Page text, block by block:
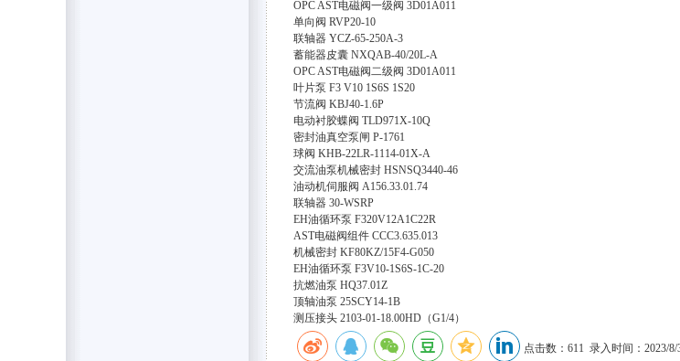
OPC AST电磁阀一级阀 3D01A011
单向阀 RVP20-10
联轴器 YCZ-65-250A-3
蓄能器皮囊 NXQAB-40/20L-A
OPC AST电磁阀二级阀 3D01A011
叶片泵 F3 V10 1S6S 1S20
节流阀 KBJ40-1.6P
电动衬胶蝶阀 TLD971X-10Q
密封油真空泵闸 P-1761
球阀 KHB-22LR-1114-01X-A
交流油泵机械密封 HSNSQ3440-46
油动机伺服阀 A156.33.01.74
联轴器 30-WSRP
EH油循环泵 F320V12A1C22R
AST电磁阀组件 CCC3.635.013
机械密封 KF80KZ/15F4-G050
EH油循环泵 F3V10-1S6S-1C-20
抗燃油泵 HQ37.01Z
顶轴油泵 25SCY14-1B
测压接头 2103-01-18.00HD（G1/4）
点击数：611 录入时间：2023/8/